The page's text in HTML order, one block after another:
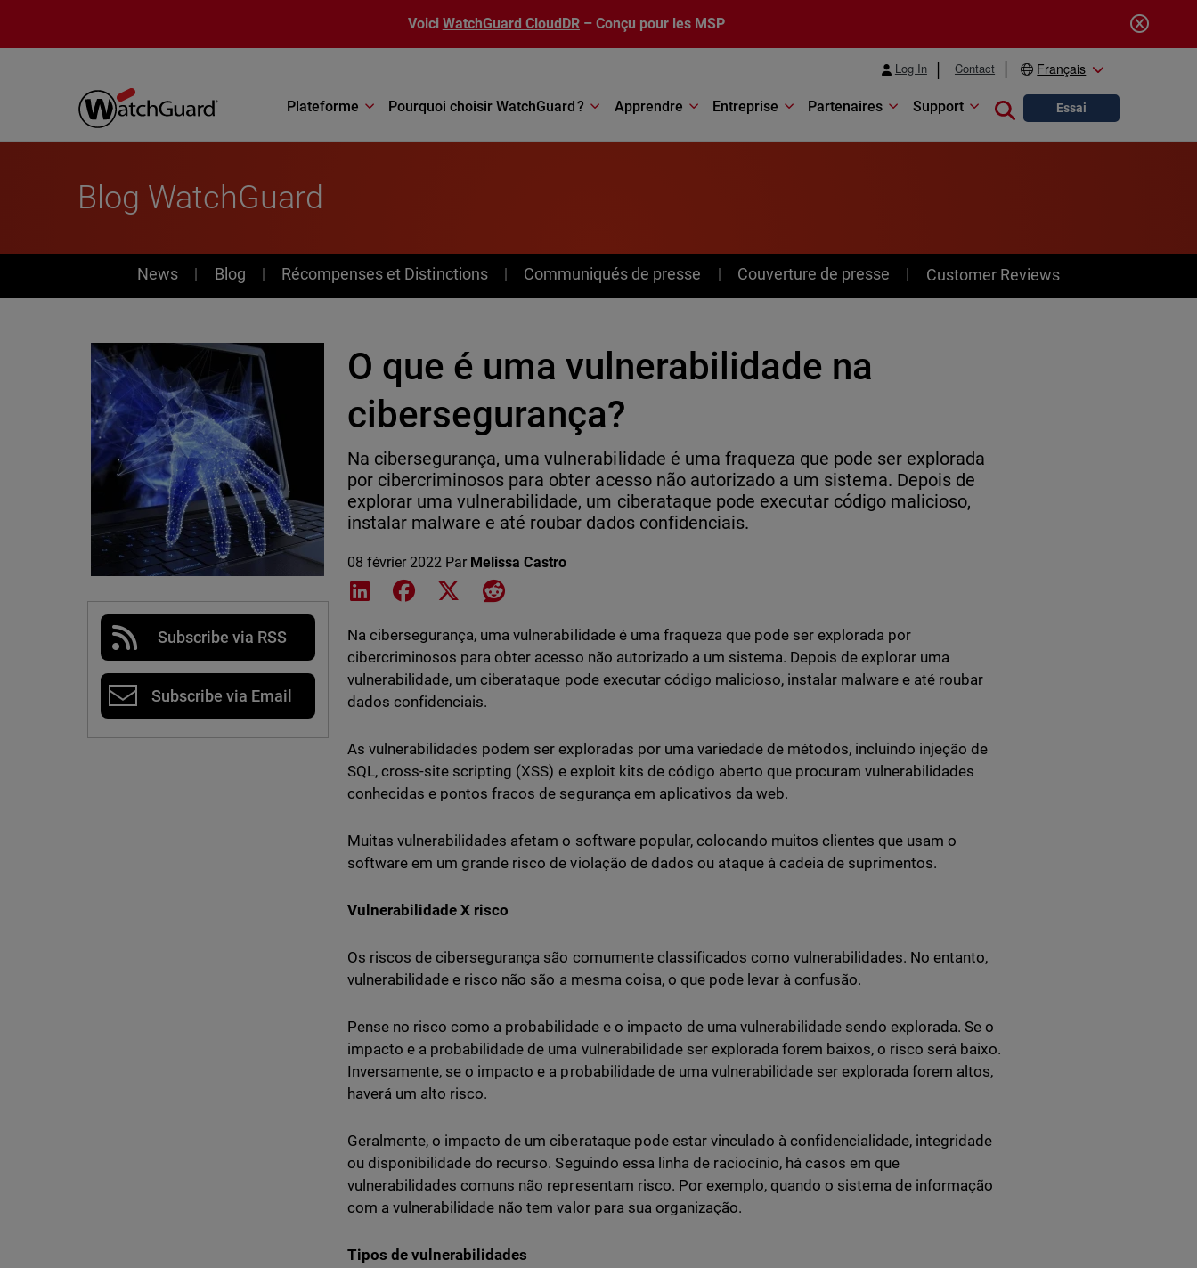
Voici WatchGuard CloudDR – Conçu pour les MSP
Log In Contact Français
Plateforme Pourquoi choisir WatchGuard ? Apprendre Entreprise Partenaires Support Close search
Essai
Blog WatchGuard
News
News Blog Récompenses et Distinctions Communiqués de presse Couverture de presse Customer Reviews
Subscribe via RSS
Subscribe via Email
O que é uma vulnerabilidade na
cibersegurança?
Na cibersegurança, uma vulnerabilidade é uma fraqueza que pode ser explorada
por cibercriminosos para obter acesso não autorizado a um sistema. Depois de
explorar uma vulnerabilidade, um ciberataque pode executar código malicioso,
instalar malware e até roubar dados confidenciais.
08 février 2022 Par Melissa Castro
Share on LinkedIn
Share on Facebook
Share on XShare on Reddit
Na cibersegurança, uma vulnerabilidade é uma fraqueza que pode ser explorada por
cibercriminosos para obter acesso não autorizado a um sistema. Depois de explorar uma
vulnerabilidade, um ciberataque pode executar código malicioso, instalar malware e até roubar
dados confidenciais.
As vulnerabilidades podem ser exploradas por uma variedade de métodos, incluindo injeção de
SQL, cross-site scripting (XSS) e exploit kits de código aberto que procuram vulnerabilidades
conhecidas e pontos fracos de segurança em aplicativos da web.
Muitas vulnerabilidades afetam o software popular, colocando muitos clientes que usam o
software em um grande risco de violação de dados ou ataque à cadeia de suprimentos.
Vulnerabilidade X risco
Os riscos de cibersegurança são comumente classificados como vulnerabilidades. No entanto,
vulnerabilidade e risco não são a mesma coisa, o que pode levar à confusão.
Pense no risco como a probabilidade e o impacto de uma vulnerabilidade sendo explorada. Se o
impacto e a probabilidade de uma vulnerabilidade ser explorada forem baixos, o risco será baixo.
Inversamente, se o impacto e a probabilidade de uma vulnerabilidade ser explorada forem altos,
haverá um alto risco.
Geralmente, o impacto de um ciberataque pode estar vinculado à confidencialidade, integridade
ou disponibilidade do recurso. Seguindo essa linha de raciocínio, há casos em que
vulnerabilidades comuns não representam risco. Por exemplo, quando o sistema de informação
com a vulnerabilidade não tem valor para sua organização.
Tipos de vulnerabilidades